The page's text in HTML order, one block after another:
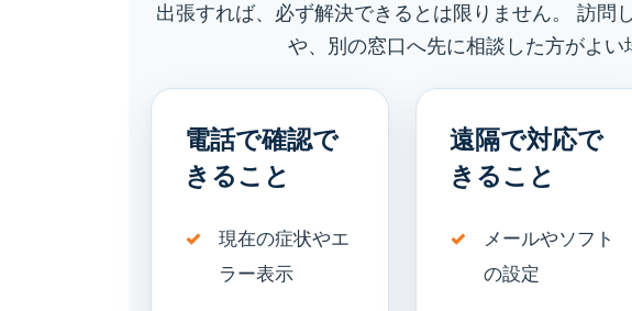
出張すれば、必ず解決できるとは限りません。 訪問
や、別の窓口へ先に相談した方がよい
電話で確認で
きること
現在の症状やエ
ラー表示
遠隔で対応で
きること
メールやソフト
の設定